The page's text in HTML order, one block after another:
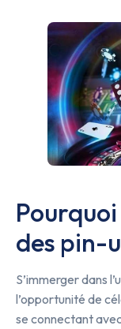
des pin-
S’immerger dans
l’opportunité de
se connectant